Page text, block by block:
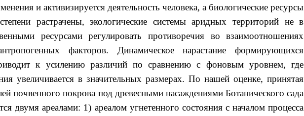
и активизируется деятельность человека, а биологические ресурсы
растрачены, экологические системы аридных территорий не в
ресурсами регулировать противоречия во взаимоотношениях
факторов. Динамическое нарастание формирующихся
к усилению различий по сравнению с фоновым уровнем, где
увеличивается в значительных размерах. По нашей оценке, принятая
почвенного покрова под древесными насаждениями Ботанического сада
двумя ареалами: 1) ареалом угнетенного состояния с началом процесса